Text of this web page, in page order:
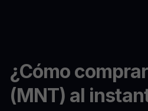
¿Cómo
(MNT) al